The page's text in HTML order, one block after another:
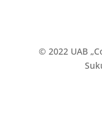
© 2022 UAB